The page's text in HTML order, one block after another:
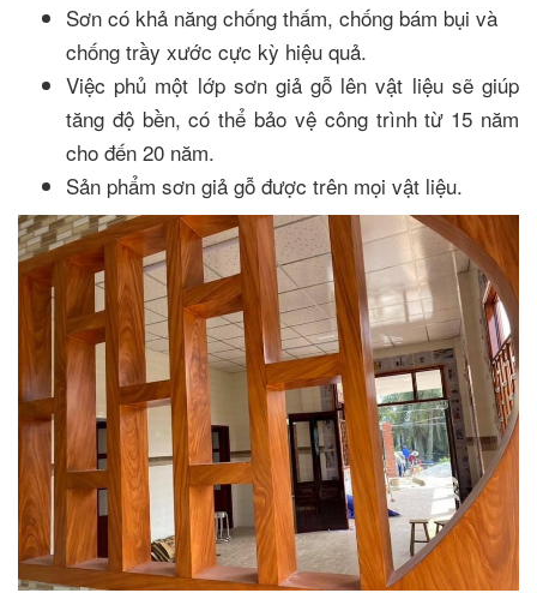
Sơn có khả năng chống thấm, chống bám bụi và
chống trầy xước cực kỳ hiệu quả.
Việc phủ một lớp sơn giả gỗ lên vật liệu sẽ giúp
tăng độ bền, có thể bảo vệ công trình từ 15 năm
cho đến 20 năm.
Sản phẩm sơn giả gỗ được trên mọi vật liệu.